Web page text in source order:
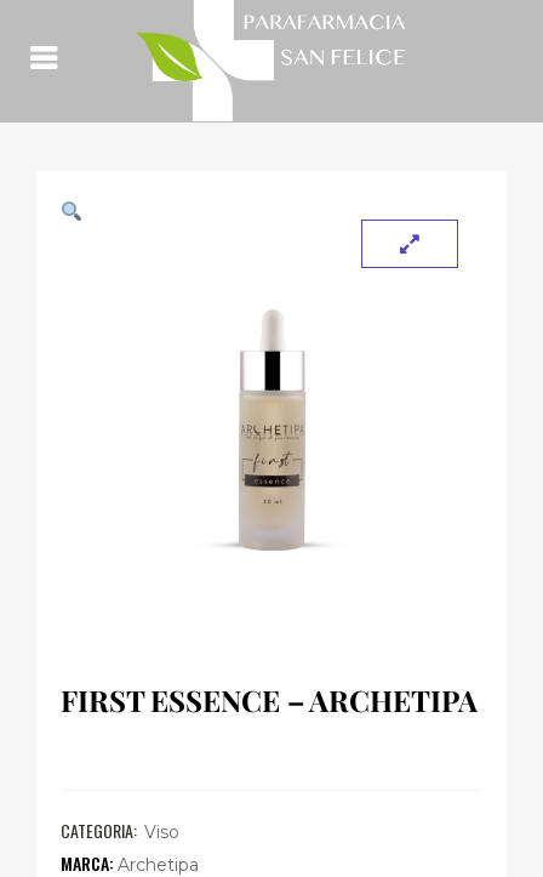
FIRST ESSENCE – ARCHETIPA
CATEGORIA: Viso
Archetipa